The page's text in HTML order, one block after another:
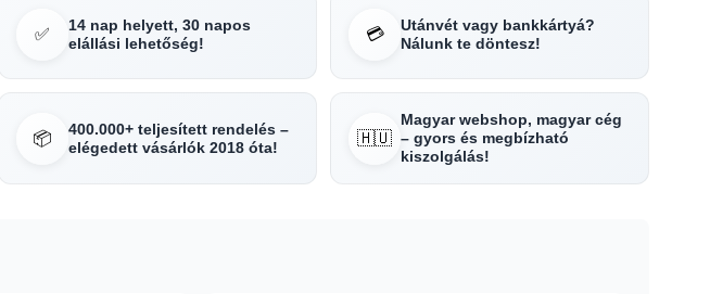
✅
14 nap helyett, 30 napos
elállási lehetőség!
💳
Utánvét vagy bankkártyá?
Nálunk te döntesz!
📦
400.000+ teljesített rendelés –
elégedett vásárlók 2018 óta!
🇭🇺
Magyar webshop, magyar cég
– gyors és megbízható
kiszolgálás!